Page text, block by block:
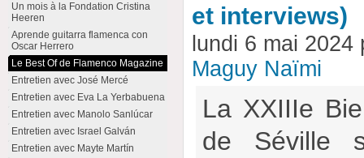
et interviews)
lundi 6 mai
Maguy Naïmi
La XXIIIe
de Séville
Un mois à la Fondation Cristina
Heeren
Aprende guitarra flamenca con
Oscar Herrero
Le Best Of de Flamenco Magazine
Entretien avec José Mercé
Entretien avec Eva La Yerbabuena
Entretien avec Manolo Sanlúcar
Entretien avec Israel Galván
Entretien avec Mayte Martín